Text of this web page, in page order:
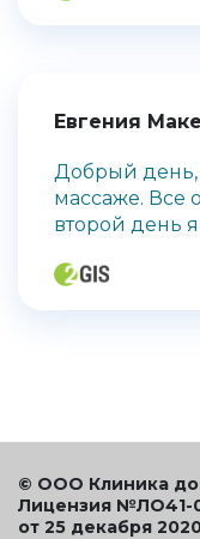
Евгения
Добрый день,
массаже. Все
второй день я
© ООО Клиника
Лицензия №ЛО41-
от 25 декабря